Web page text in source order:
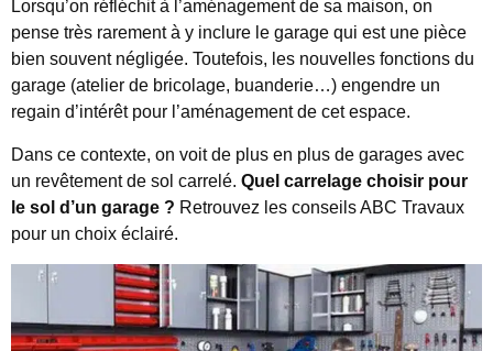
Lorsqu’on réfléchit à l’aménagement de sa maison, on
pense très rarement à y inclure le garage qui est une pièce
bien souvent négligée. Toutefois, les nouvelles fonctions du
garage (atelier de bricolage, buanderie…) engendre un
regain d’intérêt pour l’aménagement de cet espace.
Dans ce contexte, on voit de plus en plus de garages avec
un revêtement de sol carrelé. Quel carrelage choisir pour
le sol d’un garage ? Retrouvez les conseils ABC Travaux
pour un choix éclairé.